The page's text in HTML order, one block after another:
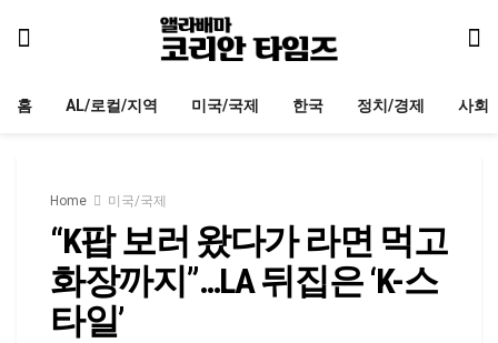
홈 AL/로컬/지역 미국/국제 한국 정치/경제 사회
Home 미국/국제
“K팝 보러 왔다가 라면 먹고
화장까지”…LA 뒤집은 ‘K-스
타일’